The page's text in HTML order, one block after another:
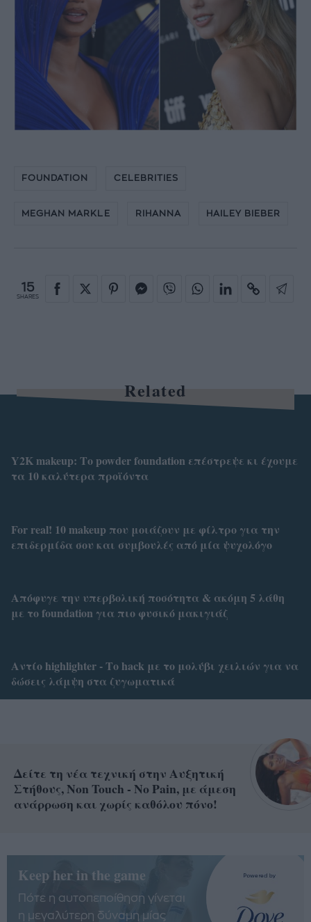
FOUNDATION CELEBRITIES
MEGHAN MARKLE RIHANNA HAILEY BIEBER
15
SHARES
Related
Y2K makeup: Το powder foundation επέστρεψε κι έχουμε
τα 10 καλύτερα προϊόντα
For real! 10 makeup που μοιάζουν με φίλτρο για την
επιδερμίδα σου και συμβουλές από μία ψυχολόγο
Απόφυγε την υπερβολική ποσότητα & ακόμη 5 λάθη
με το foundation για πιο φυσικό μακιγιάζ
Αντίο highlighter - Το hack με το μολύβι χειλιών για να
δώσεις λάμψη στα ζυγωματικά
Δείτε τη νέα τεχνική στην Αυξητική
Στήθους, Non Touch - No Pain, με άμεση
ανάρρωση και χωρίς καθόλου πόνο!
Keep her in the game
Πότε η αυτοπεποίθηση γίνεται
η μεγαλύτερη δύναμη μίας